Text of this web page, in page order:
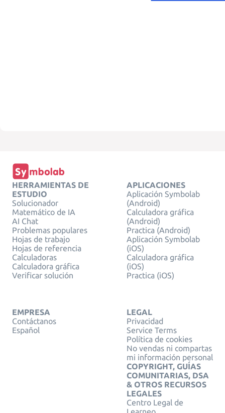
HERRAMIENTAS DE
ESTUDIO
Solucionador
Matemático de IA
AI Chat
Problemas populares
Hojas de trabajo
Hojas de referencia
Calculadoras
Calculadora gráfica
Verificar solución
APLICACIONES
Aplicación Symbolab
(Android)
Calculadora gráfica
(Android)
Practica (Android)
Aplicación Symbolab
(iOS)
Calculadora gráfica
(iOS)
Practica (iOS)
EMPRESA
Contáctanos
Español
LEGAL
Privacidad
Service Terms
Política de cookies
No vendas ni compartas
mi información personal
COPYRIGHT, GUÍAS
COMUNITARIAS, DSA
& OTROS RECURSOS
LEGALES
Centro Legal de